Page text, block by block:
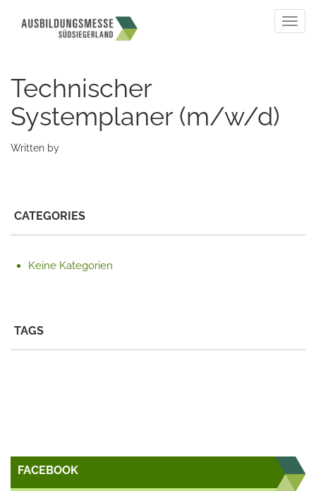
Technischer
Systemplaner (m/w/d)
Written by
CATEGORIES
Keine Kategorien
TAGS
FACEBOOK